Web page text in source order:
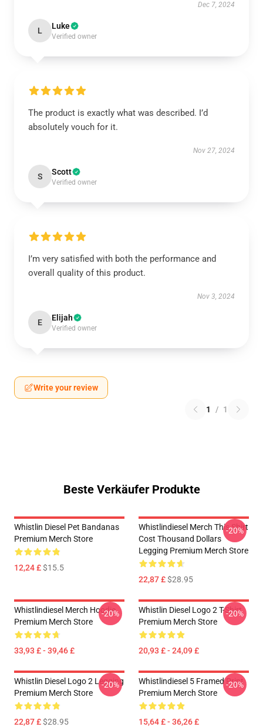
Dec 7, 2024
L Luke
Verified owner
The product is exactly what was described. I’d
absolutely vouch for it.
Nov 27, 2024
S Scott
Verified owner
I’m very satisfied with both the performance and
overall quality of this product.
Nov 3, 2024
E Elijah
Verified owner
Write your review
1 / 1
Beste Verkäufer Produkte
Whistlin Diesel Pet Bandanas
Premium Merch Store
12,24 £$15.5
Whistlindiesel Merch This Shirt
Cost Thousand Dollars
Legging Premium Merch Store
22,87 £$28.95
-20%
Whistlindiesel Merch Hoodie
Premium Merch Store
33,93 £ - 39,46 £
-20%
Whistlin Diesel Logo 2 T-Shirt
Premium Merch Store
20,93 £ - 24,09 £
-20%
Whistlin Diesel Logo 2 Legging
Premium Merch Store
22,87 £$28.95
-20%
Whistlindiesel 5 Framed Print
Premium Merch Store
15,64 £ - 36,26 £
-20%